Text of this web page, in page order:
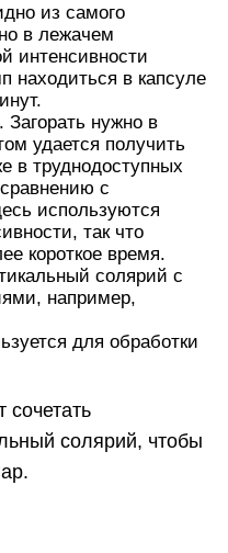
из самого
в лежачем
интенсивности
находиться в капсуле
нужно в
удается получить
в труднодоступных
с
используются
так что
короткое время.
солярий с
например,
для обработки
солярий, чтобы